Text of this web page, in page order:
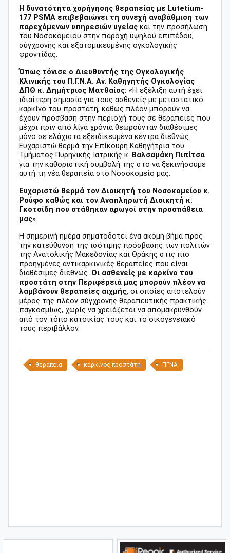
Η δυνατότητα χορήγησης θεραπείας με Lutetium-
177 PSMA επιβεβαιώνει τη συνεχή αναβάθμιση των
παρεχόμενων υπηρεσιών υγείας και την προσήλωση
του Νοσοκομείου στην παροχή υψηλού επιπέδου,
σύγχρονης και εξατομικευμένης ογκολογικής
φροντίδας.
Όπως τόνισε ο Διευθυντής της Ογκολογικής
Κλινικής του Π.Γ.Ν.Α. Αν. Καθηγητής Ογκολογίας
ΔΠΘ κ. Δημήτριος Ματθαίος: «Η εξέλιξη αυτή έχει
ιδιαίτερη σημασία για τους ασθενείς με μεταστατικό
καρκίνο του προστάτη, καθώς πλέον μπορούν να
έχουν πρόσβαση στην περιοχή τους σε θεραπείες που
μέχρι πριν από λίγα χρόνια θεωρούνταν διαθέσιμες
μόνο σε ελάχιστα εξειδικευμένα κέντρα διεθνώς.
Ευχαριστώ θερμά την Επίκουρη Καθηγήτρια του
Τμήματος Πυρηνικής Ιατρικής κ. Βαλσαμάκη Πιπίτσα
για την καθοριστική συμβολή της στο να ξεκινήσουμε
αυτή τη νέα θεραπεία στο Νοσοκομείο μας.
Ευχαριστώ θερμά τον Διοικητή του Νοσοκομείου κ.
Ρούφο καθώς και τον Αναπληρωτή Διοικητή κ.
Γκοτσίδη που στάθηκαν αρωγοί στην προσπάθεια
μας».
Η σημερινή ημέρα σηματοδοτεί ένα ακόμη βήμα προς
την κατεύθυνση της ισότιμης πρόσβασης των πολιτών
της Ανατολικής Μακεδονίας και Θράκης στις πιο
προηγμένες αντικαρκινικές θεραπείες που είναι
διαθέσιμες διεθνώς. Οι ασθενείς με καρκίνο του
προστάτη στην Περιφέρειά μας μπορούν πλέον να
λαμβάνουν θεραπείες αιχμής, οι οποίες αποτελούν
μέρος της πλέον σύγχρονης θεραπευτικής πρακτικής
παγκοσμίως, χωρίς να χρειάζεται να απομακρυνθούν
από τον τόπο κατοικίας τους και το οικογενειακό
τους περιβάλλον.
θεραπεία καρκίνος προστάτη ΠΓΝΑ